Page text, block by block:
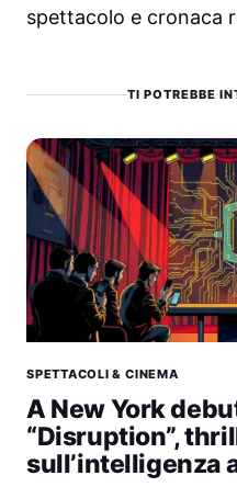
spettacolo e cronaca
TI POTREBBE
SPETTACOLI & CINEMA
A New York
“Disruption”,
sull’intelligenza